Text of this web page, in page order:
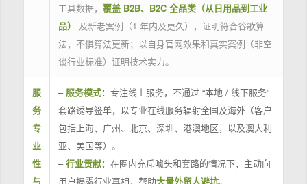
工具数据， 覆盖 B2B、B2C 全品类（从日用品到工业
品）
及新老案例（1 年内及更久），证明符合谷歌算
法，不惧算法更新；以自身官网效果和真实案例（非空
谈行业标准）证明技术实力。
服
务
专
业
性
与
– 服务模式：专注线上服务，不通过 “本地 / 线下服务”
套路诱导签单，以专业在线服务辐射全国及海外（客户
包括上海、广州、北京、深圳、港澳地区，以及澳大利
亚、美国等）。
–行业贡献：在圈内充斥噱头和套路的情况下，主动向
用户揭露行业真相，帮助大量外贸人避坑。